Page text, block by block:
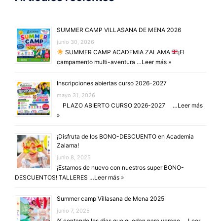
SUMMER CAMP VILLASANA DE MENA 2026
junio 30, 2026
SUMMER CAMP ACADEMIA ZALAMA
¡El
campamento multi-aventura …Leer más »
Inscripciones abiertas curso 2026-2027
mayo 31, 2026
PLAZO ABIERTO CURSO 2026-2027 …Leer más
»
¡Disfruta de los BONO-DESCUENTO en Academia
Zalama!
junio 8, 2025
¡Estamos de nuevo con nuestros super BONO-
DESCUENTOS! TALLERES …Leer más »
Summer camp Villasana de Mena 2025
junio 7, 2025